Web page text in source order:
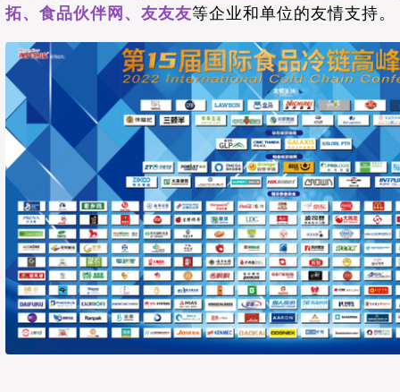
拓、食品伙伴网、友友友等企业和单位的友情支持。